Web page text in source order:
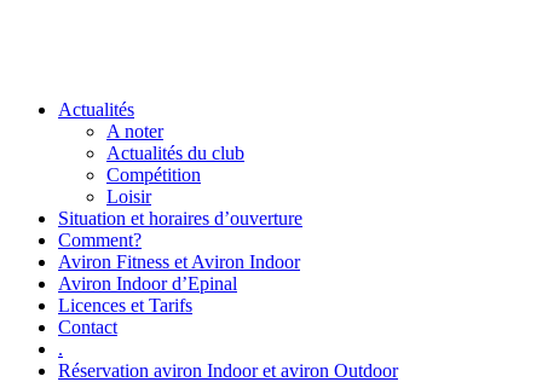
Actualités
A noter
Actualités du club
Compétition
Loisir
Situation et horaires d’ouverture
Comment?
Aviron Fitness et Aviron Indoor
Aviron Indoor d’Epinal
Licences et Tarifs
Contact
.
Réservation aviron Indoor et aviron Outdoor